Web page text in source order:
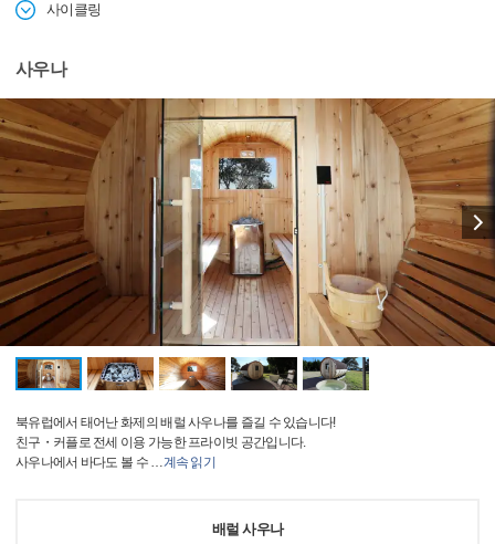
사이클링
사우나
북유럽에서 태어난 화제의 배럴 사우나를 즐길 수 있습니다!
친구・커플로 전세 이용 가능한 프라이빗 공간입니다.
사우나에서 바다도 볼 수 …계속 읽기
배럴 사우나